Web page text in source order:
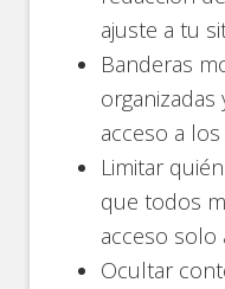
ajuste a tu
Banderas
organizadas
acceso a
Limitar
que todos
acceso solo
Ocultar